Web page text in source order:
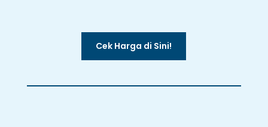
Cek Harga di Sini!